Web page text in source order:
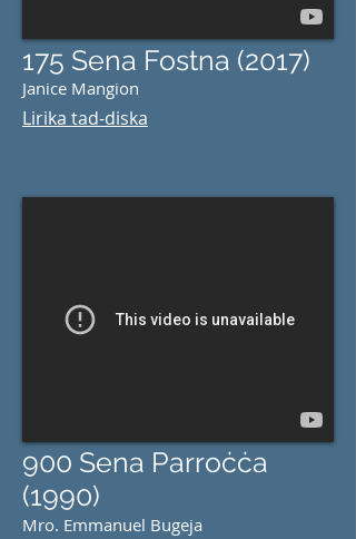
175 Sena Fostna (2017)
Janice Mangion
Lirika tad-diska
900 Sena Parroċċa
(1990)
Mro. Emmanuel Bugeja